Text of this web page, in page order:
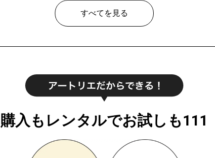
すべてを見る
購入もレンタルでお試しも111